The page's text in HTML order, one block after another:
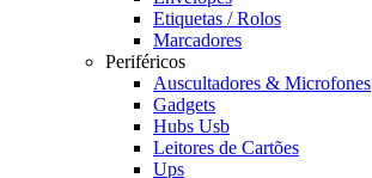
Etiquetas / Rolos
Marcadores
Periféricos
Auscultadores & Microfones
Gadgets
Hubs Usb
Leitores de Cartões
Ups